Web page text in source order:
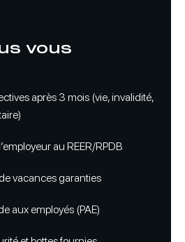
vous
après 3 mois (vie, invalidité,
au REER/RPDB
vacances garanties
aux employés (PAE)